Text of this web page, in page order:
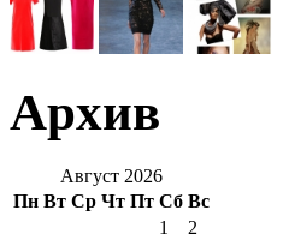
Архив
Август 2026
Пн Вт Ср Чт Пт Сб Вс
1
2